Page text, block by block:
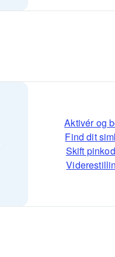
Aktivér og
Find dit
Skift